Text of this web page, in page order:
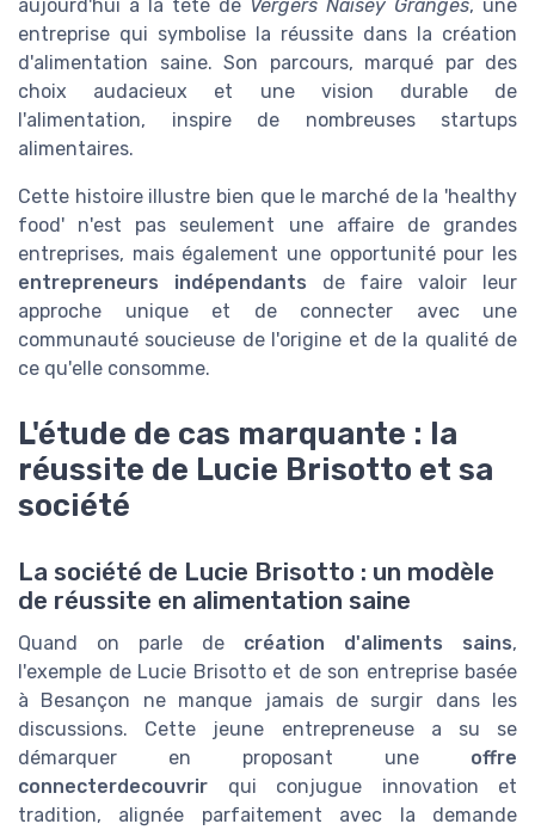
aujourd'hui à la tête de Vergers Naisey Granges, une
entreprise qui symbolise la réussite dans la création
d'alimentation saine. Son parcours, marqué par des
choix audacieux et une vision durable de
l'alimentation, inspire de nombreuses startups
alimentaires.
Cette histoire illustre bien que le marché de la 'healthy
food' n'est pas seulement une affaire de grandes
entreprises, mais également une opportunité pour les
entrepreneurs indépendants de faire valoir leur
approche unique et de connecter avec une
communauté soucieuse de l'origine et de la qualité de
ce qu'elle consomme.
L'étude de cas marquante : la
réussite de Lucie Brisotto et sa
société
La société de Lucie Brisotto : un modèle
de réussite en alimentation saine
Quand on parle de création d'aliments sains,
l'exemple de Lucie Brisotto et de son entreprise basée
à Besançon ne manque jamais de surgir dans les
discussions. Cette jeune entrepreneuse a su se
démarquer en proposant une offre
connecterdecouvrir qui conjugue innovation et
tradition, alignée parfaitement avec la demande